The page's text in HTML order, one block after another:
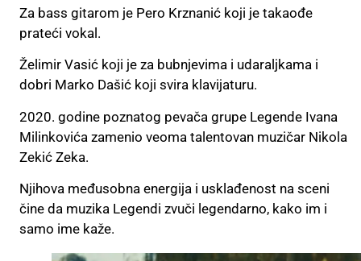
Za bass gitarom je Pero Krznanić koji je takaođe
prateći vokal.
Želimir Vasić koji je za bubnjevima i udaraljkama i
dobri Marko Dašić koji svira klavijaturu.
2020. godine poznatog pevača grupe Legende Ivana
Milinkovića zamenio veoma talentovan muzičar Nikola
Zekić Zeka.
Njihova međusobna energija i usklađenost na sceni
čine da muzika Legendi zvuči legendarno, kako im i
samo ime kaže.